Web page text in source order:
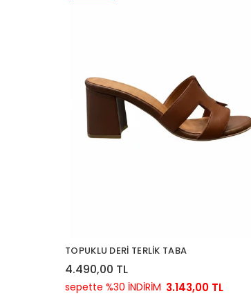
TOPUKLU DERİ TERLİK TABA
4.490,00 TL
sepette %30 İNDİRİM 3.143,00 TL